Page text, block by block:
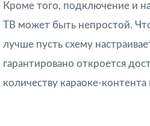
Кроме того, подключение и
ТВ может быть непростой.
лучше пусть схему
гарантировано откроется
количеству караоке-